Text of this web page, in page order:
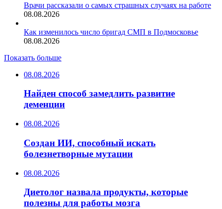
Врачи рассказали о самых страшных случаях на работе
08.08.2026
Как изменилось число бригад СМП в Подмосковье
08.08.2026
Показать больше
08.08.2026
Найден способ замедлить развитие
деменции
08.08.2026
Создан ИИ, способный искать
болезнетворные мутации
08.08.2026
Диетолог назвала продукты, которые
полезны для работы мозга